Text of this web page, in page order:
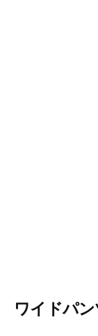
ワイドパ